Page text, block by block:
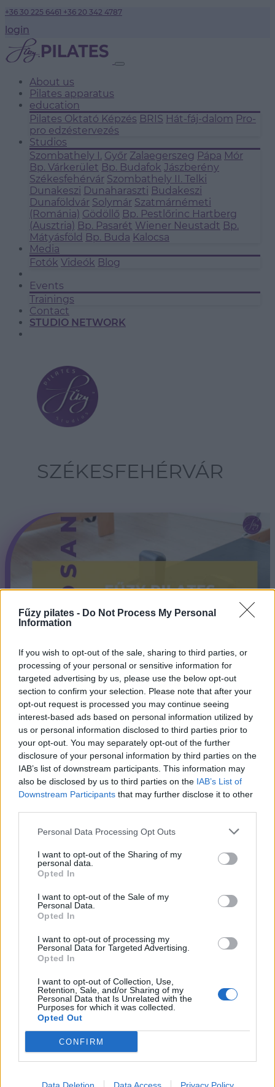
Fűzy pilates - Do Not Process My Personal
Information
If you wish to opt-out of the sale, sharing to third parties, or
processing of your personal or sensitive information for
targeted advertising by us, please use the below opt-out
section to confirm your selection. Please note that after your
opt-out request is processed you may continue seeing
interest-based ads based on personal information utilized by
us or personal information disclosed to third parties prior to
your opt-out. You may separately opt-out of the further
disclosure of your personal information by third parties on the
IAB’s list of downstream participants. This information may
also be disclosed by us to third parties on the IAB’s List of
Downstream Participants that may further disclose it to other
Personal Data Processing Opt Outs
I want to opt-out of the Sharing of my
personal data.
Opted In
I want to opt-out of the Sale of my
Personal Data.
Opted In
I want to opt-out of processing my
Personal Data for Targeted Advertising.
Opted In
I want to opt-out of Collection, Use,
Retention, Sale, and/or Sharing of my
Personal Data that Is Unrelated with the
Purposes for which it was collected.
Opted Out
CONFIRM
+36 30 225 6461 +36 20 342 4787
login
About us
Pilates apparatus
education
Pilates Oktató Képzés BRIS Hát-fáj-dalom Pro-
pro edzéstervezés
Studios
Szombathely I. Győr Zalaegerszeg Pápa Mór
Bp. Várkerület Bp. Budafok Jászberény
Székesfehérvár Szombathely II. Telki
Dunakeszi Dunaharaszti Budakeszi
Dunaföldvár Solymár Szatmárnémeti
(Románia) Gödöllő Bp. Pestlőrinc Hartberg
(Ausztria) Bp. Pasarét Wiener Neustadt Bp.
Mátyásföld Bp. Buda Kalocsa
Media
Fotók Videók Blog
Events
Trainings
Contact
STUDIO NETWORK
SZÉKESFEHÉRVÁR
KÉT NAGYSZERŰ ÉS
TAPASZTALT PILATES
OKTATÓ, GRÓF TIBOR ÉS
GRÓF SZILVIA
VEZETÉSÉVEL VÁRJA A
EGÉSZSÉGÜKRE
TUDATOSAN FIGYELŐ
VENDÉGEKET A FLOW
PILATES.
+36 30 276 0013
Székesfehérvár